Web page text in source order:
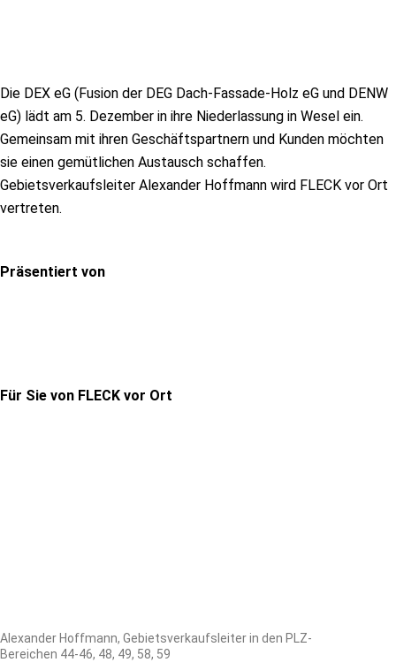
Die DEX eG (Fusion der DEG Dach-Fassade-Holz eG und DENW
eG) lädt am 5. Dezember in ihre Niederlassung in Wesel ein.
Gemeinsam mit ihren Geschäftspartnern und Kunden möchten
sie einen gemütlichen Austausch schaffen.
Gebietsverkaufsleiter Alexander Hoffmann wird FLECK vor Ort
vertreten.
Präsentiert von
Für Sie von FLECK vor Ort
Alexander Hoffmann, Gebietsverkaufsleiter in den PLZ-
Bereichen 44-46, 48, 49, 58, 59